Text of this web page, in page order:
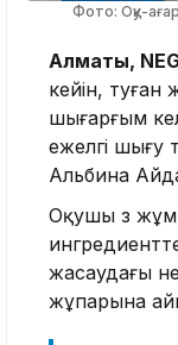
Фото: Оқу-
Алматы,
кейін, туған
шығарғым
ежелгі шығу
Альбина
Оқушы өз
жасаудағы
жұпарына